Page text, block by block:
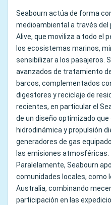
Seabourn actúa de forma
medioambiental a través del
Alive, que moviliza a todo el
los ecosistemas marinos,
sensibilizar a los pasajeros.
avanzados de tratamiento
barcos, complementados
digestores y reciclaje de
recientes, en particular el
de un diseño optimizado
hidrodinámica y propulsión
generadores de gas
las emisiones atmosféricas.
Paralelamente, Seabourn
comunidades locales, como
Australia, combinando
participación en las